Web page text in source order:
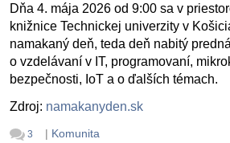
Dňa 4. mája 2026 od 9:00 sa v
knižnice Technickej univerzity v
namakaný deň, teda deň nabitý
o vzdelávaní v IT, programovaní,
bezpečnosti, IoT a o ďalších témach.
Zdroj: namakanyden.sk
3 | Komunita